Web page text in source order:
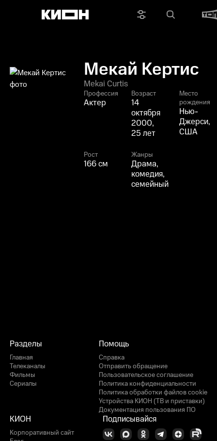
Мекай Кертис
Mekai Curtis
Профессия
Актер
Возраст
14
октября
2000,
25 лет
Место
рождения
Нью-
Джерси,
США
Рост
166 см
Жанры
Драма,
комедия,
семейный
Разделы
Главная
Телеканалы
Фильмы
Сериалы
Помощь
Справка
Отправить обращение
Пользовательское соглашение
Политика конфиденциальности
Политика обработки файлов cookie
Устройства КИОН (ТВ и приставки)
Документация пользования ПО
КИОН
Корпоративный сайт
Подписывайся